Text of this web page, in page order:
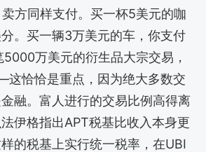
方同样支付。买一杯5美元的咖
。买一辆3万美元的车，你支付
万美元的衍生品大宗交易，
恰恰是重点，因为绝大多数交
融。富人进行的交易比例高得离
伊格指出APT税基比收入本身更
的税基上实行统一税率，在UBI